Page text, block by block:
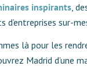
inspirants ,
sur-
là pour les
Madrid d’une